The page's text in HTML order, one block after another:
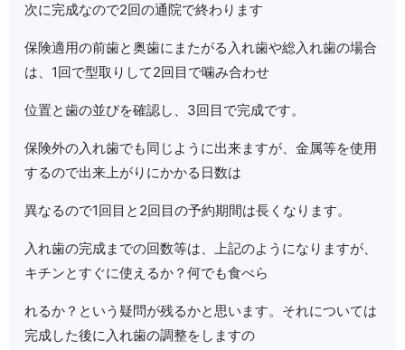
次に完成なので2回の通院で終わります
保険適用の前歯と奥歯にまたがる入れ歯や総入れ歯の場合
は、1回で型取りして2回目で噛み合わせ
位置と歯の並びを確認し、3回目で完成です。
保険外の入れ歯でも同じように出来ますが、金属等を使用
するので出来上がりにかかる日数は
異なるので1回目と2回目の予約期間は長くなります。
入れ歯の完成までの回数等は、上記のようになりますが、
キチンとすぐに使えるか？何でも食べら
れるか？という疑問が残るかと思います。それについては
完成した後に入れ歯の調整をしますの